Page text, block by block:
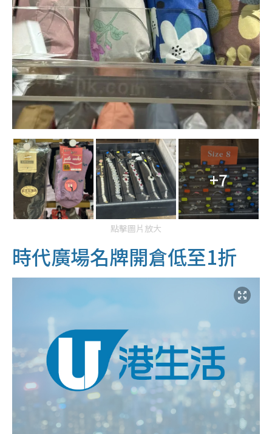
+7
點擊圖片放大
時代廣場名牌開倉低至1折